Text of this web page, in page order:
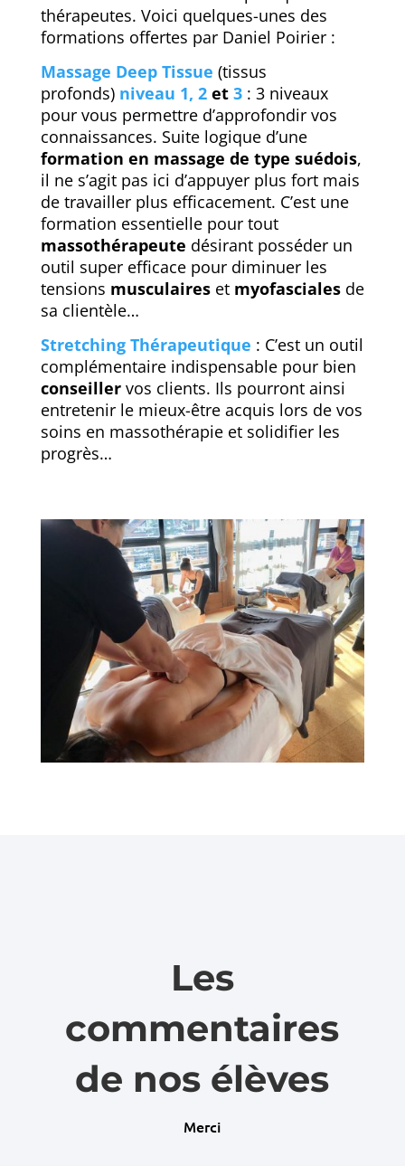
thérapeutes. Voici quelques-unes des
formations offertes par Daniel Poirier :
Massage Deep Tissue (tissus
profonds) niveau 1, 2et 3 : 3 niveaux
pour vous permettre d’approfondir vos
connaissances. Suite logique d’une
formation en massage de type suédois,
il ne s’agit pas ici d’appuyer plus fort mais
de travailler plus efficacement. C’est une
formation essentielle pour tout
massothérapeute désirant posséder un
outil super efficace pour diminuer les
tensions musculaireset myofascialesde
sa clientèle…
Stretching Thérapeutique : C’est un outil
complémentaire indispensable pour bien
conseiller vos clients. Ils pourront ainsi
entretenir le mieux-être acquis lors de vos
soins en massothérapie et solidifier les
progrès…
Les
commentaires
de nos élèves
Merci